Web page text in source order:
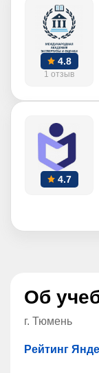
4.8
1 отзыв
4.7
Об
г. Тюмень
Рейтинг